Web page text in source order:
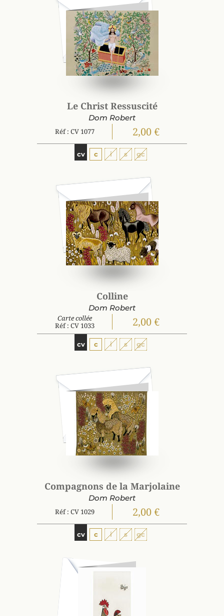
Le Christ Ressuscité
Dom Robert
Réf : CV 1077 2,00 €
cv c i s gc
Colline
Dom Robert
Carte collée
Réf : CV 1033
2,00 €
cv c i s gc
Compagnons de la Marjolaine
Dom Robert
Réf : CV 1029 2,00 €
cv c i s gc